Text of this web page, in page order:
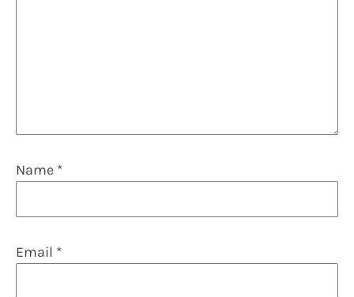
Name *
Email *